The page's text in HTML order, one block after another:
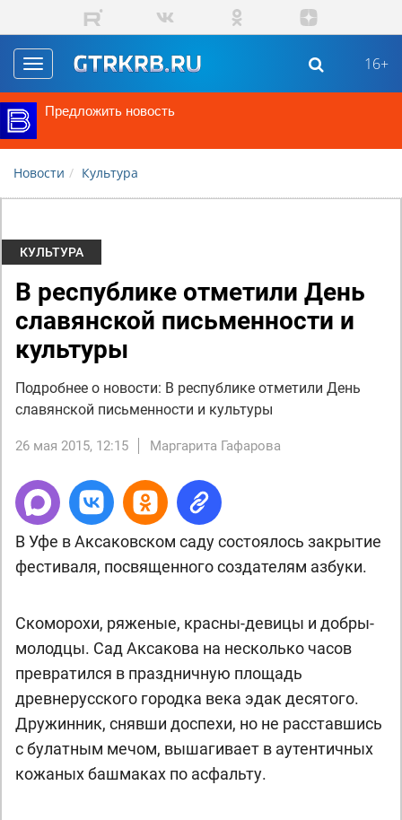
Перейти к основному содержанию
Toggle
navigation
16+
Предложить новость
Новости Культура
КУЛЬТУРА
В республике отметили День
славянской письменности и
культуры
Подробнее о новости: В республике отметили День
славянской письменности и культуры
26 мая 2015, 12:15 Маргарита Гафарова
В Уфе в Аксаковском саду состоялось закрытие
фестиваля, посвященного создателям азбуки.
Скоморохи, ряженые, красны-девицы и добры-
молодцы. Сад Аксакова на несколько часов
превратился в праздничную площадь
древнерусского городка века эдак десятого.
Дружинник, снявши доспехи, но не расставшись
с булатным мечом, вышагивает в аутентичных
кожаных башмаках по асфальту.